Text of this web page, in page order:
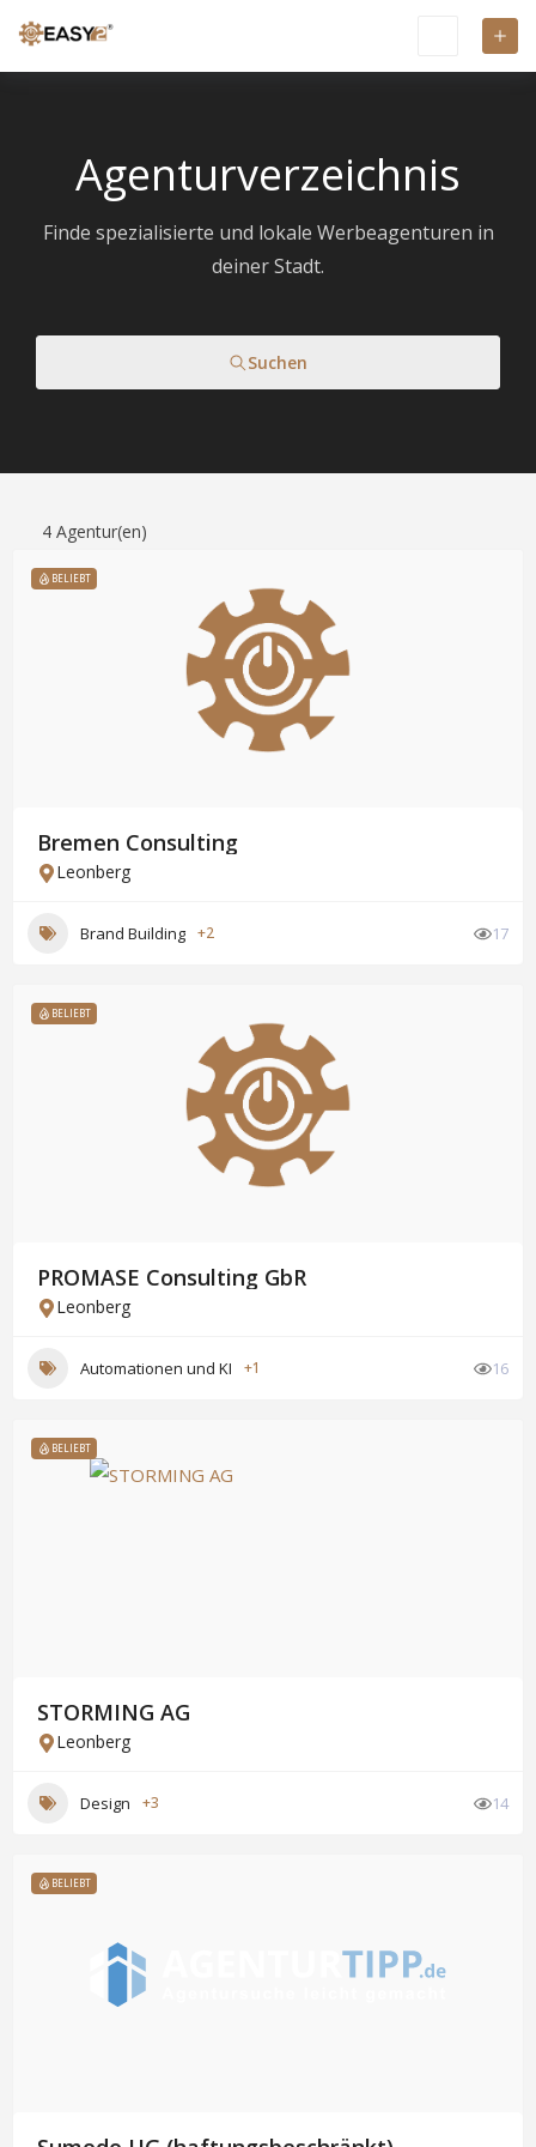
Agenturverzeichnis
Finde spezialisierte und lokale Werbeagenturen in
deiner Stadt.
Suchen
4 Agentur(en)
BELIEBT
Bremen Consulting
Leonberg
Brand Building +2 17
BELIEBT
PROMASE Consulting GbR
Leonberg
Automationen und KI +1 16
BELIEBT
STORMING AG
Leonberg
Design +3 14
BELIEBT